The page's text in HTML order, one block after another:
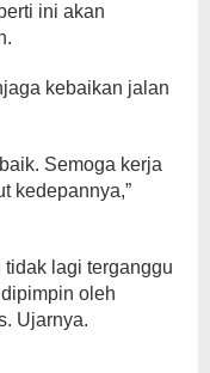
ini akan
kebaikan jalan
Semoga kerja
kedepannya,”
lagi terganggu
oleh
Ujarnya.